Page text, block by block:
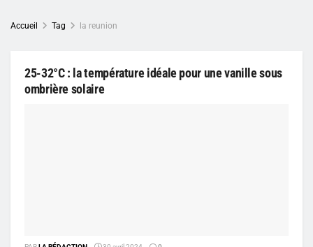
Accueil Tag la reunion
25-32°C : la température idéale pour une vanille sous
ombrière solaire